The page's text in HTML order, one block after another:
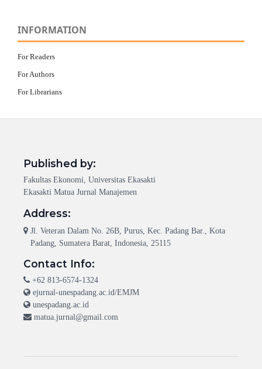
INFORMATION
For Readers
For Authors
For Librarians
Published by:
Fakultas Ekonomi, Universitas Ekasakti
Ekasakti Matua Jurnal Manajemen
Address:
Jl. Veteran Dalam No. 26B, Purus, Kec. Padang Bar., Kota
Padang, Sumatera Barat, Indonesia, 25115
Contact Info:
+62 813-6574-1324
ejurnal-unespadang.ac.id/EMJM
unespadang.ac.id
matua.jurnal@gmail.com